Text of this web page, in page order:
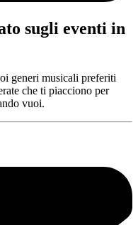
sugli eventi in
generi musicali preferiti
che ti piacciono per
vuoi.